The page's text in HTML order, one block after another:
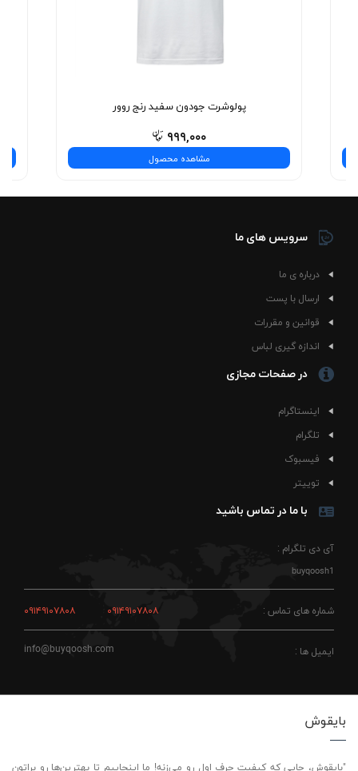
پولوشرت جودون سفید رنج روور
۹۹۹,۰۰۰
مشاهده محصول
سرویس های ما
درباره ی ما
ارسال با پست
قوانین و مقررات
اندازه گیری لباس
در صفحات مجازی
اینستاگرام
تلگرام
فیسبوک
توییتر
با ما در تماس باشید
آی دی تلگرام :
buyqoosh1
شماره های تماس : ۰۹۱۴۹۱۰۷۸۰۸ ۰۹۱۴۹۱۰۷۸۰۸
ایمیل ها : info@buyqoosh.com
بایقوش
"بایقوش، جایی که کیفیت حرف اول رو می‌زنه! ما اینجاییم تا بهترین‌ها رو براتون